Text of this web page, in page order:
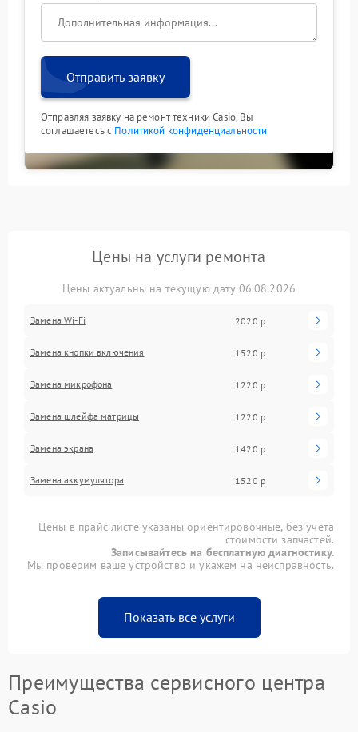
Отправить заявку
Отправляя заявку на ремонт техники Casio, Вы
соглашаетесь с Политикой конфиденциальности
Цены на услуги ремонта
Цены актуальны на текущую дату 06.08.2026
Замена Wi-Fi 2020 р
Замена кнопки включения 1520 р
Замена микрофона 1220 р
Замена шлейфа матрицы 1220 р
Замена экрана 1420 р
Замена аккумулятора 1520 р
Цены в прайс-листе указаны ориентировочные, без учета
стоимости запчастей.
Записывайтесь на бесплатную диагностику.
Мы проверим ваше устройство и укажем на неисправность.
Показать все услуги
Преимущества сервисного центра
Casio